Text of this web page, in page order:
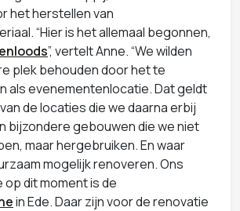
het herstellen van
“Hier is het allemaal begonnen,
”, vertelt Anne. “We wilden
plek behouden door het te
als evenementenlocatie. Dat geldt
de locaties die we daarna erbij
bijzondere gebouwen die we niet
maar hergebruiken. En waar
mogelijk renoveren. Ons
dit moment is de
in Ede. Daar zijn voor de renovatie